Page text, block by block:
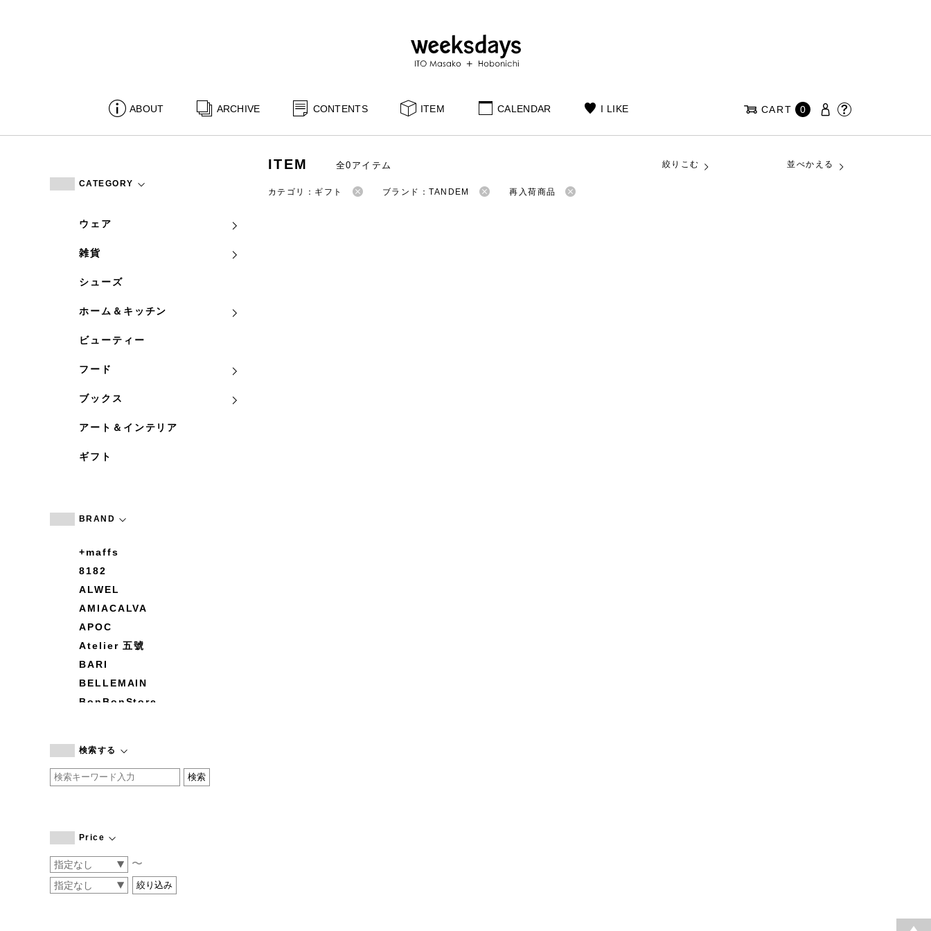
ABOUT ARCHIVE CONTENTS ITEM CALENDAR I LIKE CART 0
CATEGORY
ウェア
雑貨
シューズ
ホーム＆キッチン
ビューティー
フード
ブックス
アート＆インテリア
ギフト
BRAND
+maffs
8182
ALWEL
AMIACALVA
APOC
Atelier 五號
BARI
BELLEMAIN
BonBonStore
by basics
CATWORTH
COGTHEBIGSMOKE
CONVERSE
DEAN & DELUCA
検索する
Price
〜
ITEM 全0アイテム 絞りこむ 並べかえる
カテゴリ：ギフト ブランド：TANDEM 再入荷商品